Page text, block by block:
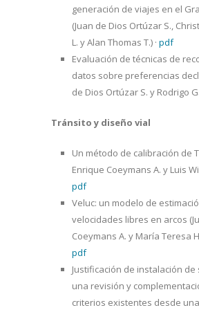
generación de viajes en el
(Juan de Dios Ortúzar S.,
L. y Alan Thomas T.) · pdf
Evaluación de técnicas de
datos sobre preferencias
de Dios Ortúzar S. y Rodrigo
Tránsito y diseño vial
Un método de calibración de
Enrique Coeymans A. y Luis
pdf
Veluc: un modelo de
velocidades libres en arcos
Coeymans A. y María Teresa
pdf
Justificación de instalación
una revisión y
criterios existentes desde